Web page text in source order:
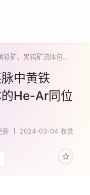
铁山垅—黄沙含钨石英脉中黄铁矿、黑钨矿流体包裹体的He-Ar同位素特征
中黄铁
He-Ar同位
新 2024-03-04 收录